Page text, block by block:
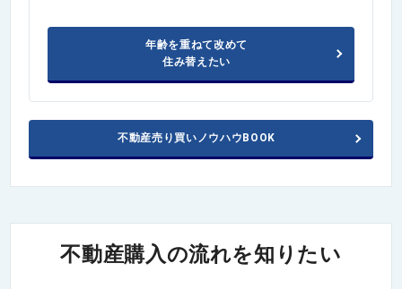
年齢を重ねて改めて
住み替えたい
不動産売り買いノウハウBOOK
不動産購入の流れを知りたい